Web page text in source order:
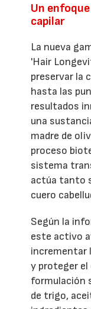
Un
capilar
La nueva
'Hair
preservar la
hasta las
resultados
una
madre de
proceso
sistema
actúa tanto
cuero
Según la
este activo
incrementar
y proteger el
formulación
de trigo,